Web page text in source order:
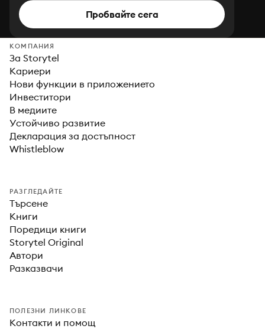
Пробвайте сега
КОМПАНИЯ
За Storytel
Кариери
Нови функции в приложението
Инвеститори
В медиите
Устойчиво развитие
Декларация за достъпност
Whistleblow
РАЗГЛЕДАЙТЕ
Търсене
Книги
Поредици книги
Storytel Original
Автори
Разказвачи
ПОЛЕЗНИ ЛИНКОВЕ
Контакти и помощ